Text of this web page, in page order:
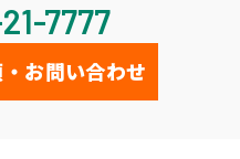
7777
お問い合わせ